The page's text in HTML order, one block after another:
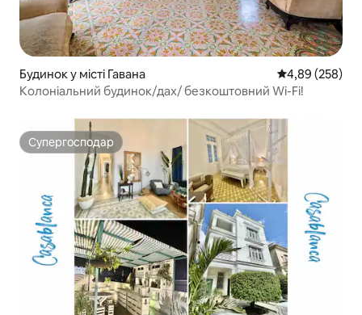
Будинок у місті Гавана Середня
4,89 (258)
Колоніальний будинок/дах/ безкоштовний Wi-Fi!
Супергосподар
Супергосподар